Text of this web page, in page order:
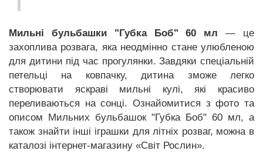
Мильні бульбашки "Губка Боб" 60 мл — це
захоплива розвага, яка неодмінно стане улюбленою
для дитини під час прогулянки. Завдяки спеціальній
петельці на ковпачку, дитина зможе легко
створювати яскраві мильні кулі, які красиво
переливаються на сонці. Ознайомитися з фото та
описом Мильних бульбашок "Губка Боб" 60 мл, а
також знайти інші іграшки для літніх розваг, можна в
каталозі інтернет-магазину «Світ Рослин».